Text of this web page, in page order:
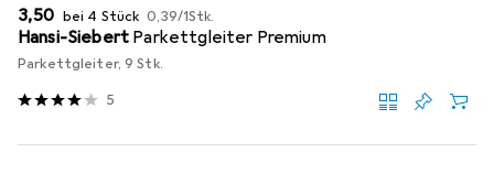
EUR
3,50 bei 4 Stück EUR
0,39/1Stk.
Hansi-Siebert Parkettgleiter Premium
Parkettgleiter, 9 Stk.
5